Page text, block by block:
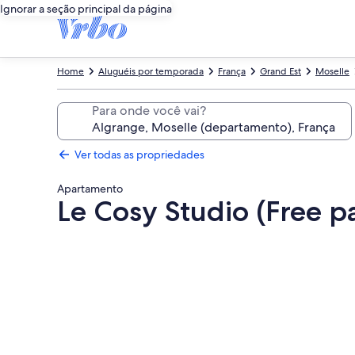
Ignorar a seção principal da página
Moselle
Grand Est
França
Aluguéis por temporada
Home
Para onde você vai?
Ver todas as propriedades
Apartamento
Le Cosy Studio (Free